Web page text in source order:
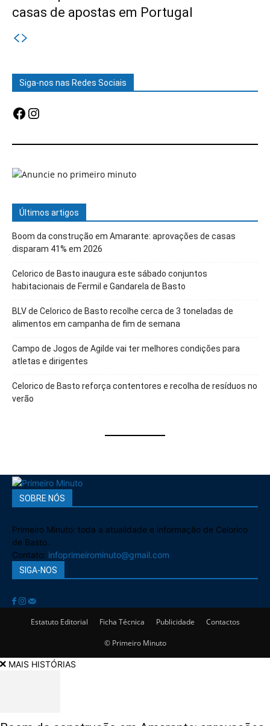
casas de apostas em Portugal
Siga-nos nas Redes Sociais
Facebook
Instagram
Últimos artigos
Boom da construção em Amarante: aprovações de casas
disparam 41% em 2026
Celorico de Basto inaugura este sábado conjuntos
habitacionais de Fermil e Gandarela de Basto
BLV de Celorico de Basto recolhe cerca de 3 toneladas de
alimentos em campanha de fim de semana
Campo de Jogos de Agilde vai ter melhores condições para
atletas e dirigentes
Celorico de Basto reforça contentores e recolha de resíduos no
verão
SOBRE NÓS
Primeiro Minuto: toda a atualidade e informação de Celorico
de Basto.
Contato: infoprimeirominuto@gmail.com
SIGA-NOS
Estatuto Editorial Ficha Técnica Publicidade Contactos
© Primeiro Minuto
MAIS HISTÓRIAS